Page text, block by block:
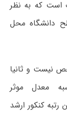
است که به نظر
دانشگاه محل
نیست و ثانیا
معدل موثر
کنکور ارشد